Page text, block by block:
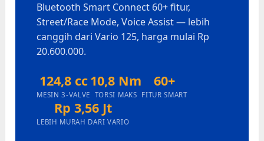
Bluetooth Smart Connect 60+ fitur,
Street/Race Mode, Voice Assist — lebih
canggih dari Vario 125, harga mulai Rp
20.600.000.
124,8 cc
MESIN 3-VALVE
10,8 Nm
TORSI MAKS
60+
FITUR SMART
Rp 3,56 Jt
LEBIH MURAH DARI VARIO